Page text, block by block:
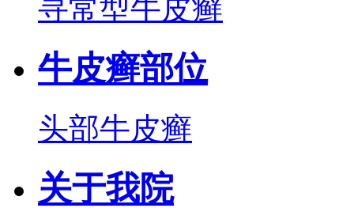
寻常型牛皮癣
牛皮癣部位
头部牛皮癣
关于我院